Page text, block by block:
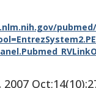
pubmed/
2007